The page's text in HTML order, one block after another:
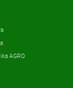
AGRO